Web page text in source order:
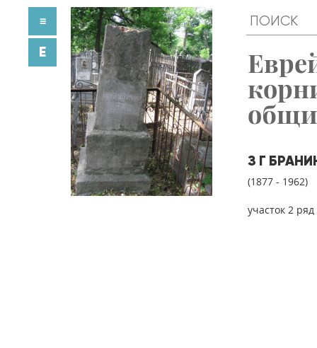
З Г
(1877 - 1962)
участок 2
≡
E